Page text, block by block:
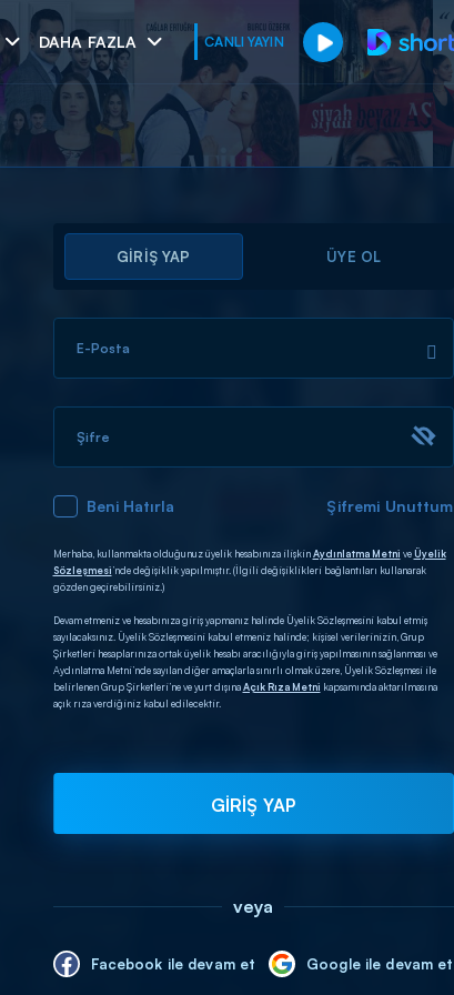
DAHA FAZLA CANLI YAYIN
GİRİŞ YAP ÜYE OL
E-Posta
Şifre
Beni Hatırla Şifremi Unuttum
Merhaba, kullanmakta olduğunuz üyelik hesabınıza ilişkinAydınlatma Metni veÜyelik
Sözleşmesi’nde değişiklik yapılmıştır. (İlgili değişiklikleri bağlantıları kullanarak
gözden geçirebilirsiniz.)
Devam etmeniz ve hesabınıza giriş yapmanız halinde Üyelik Sözleşmesini kabul etmiş
sayılacaksınız. Üyelik Sözleşmesini kabul etmeniz halinde; kişisel verilerinizin, Grup
Şirketleri hesaplarınıza ortak üyelik hesabı aracılığıyla giriş yapılmasının sağlanması ve
Aydınlatma Metni’nde sayılan diğer amaçlarla sınırlı olmak üzere, Üyelik Sözleşmesi ile
belirlenen Grup Şirketleri’ne ve yurt dışınaAçık Rıza Metni kapsamında aktarılmasına
açık rıza verdiğiniz kabul edilecektir.
GİRİŞ YAP
veya
Facebook ile devam et Google ile devam et